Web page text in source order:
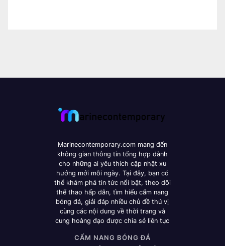
Marinecontemporary.com mang đến
không gian thông tin tổng hợp dành
cho những ai yêu thích cập nhật xu
hướng mới mỗi ngày. Tại đây, bạn có
thể khám phá tin tức nổi bật, theo dõi
thể thao hấp dẫn, tìm hiểu cẩm nang
bóng đá, giải đáp nhiều chủ đề thú vị
cùng các nội dung về thời trang và
cung hoàng đạo được chia sẻ liên tục
CẨM NANG BÓNG ĐÁ